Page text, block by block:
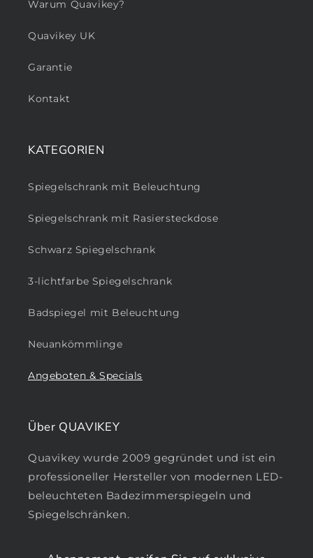
Warum Quavikey?
Quavikey UK
Garantie
Kontakt
KATEGORIEN
Spiegelschrank mit Beleuchtung
Spiegelschrank mit Rasiersteckdose
Schwarz Spiegelschrank
3-lichtfarbe Spiegelschrank
Badspiegel mit Beleuchtung
Neuankömmlinge
Angeboten & Specials
Über QUAVIKEY
Quavikey wurde 2009 gegründet und ist ein
professioneller Hersteller von modernen LED-
beleuchteten Badezimmerspiegeln und
Spiegelschränken.